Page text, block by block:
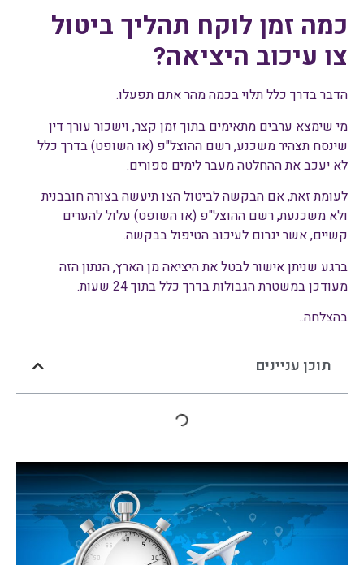
כמה זמן לוקח תהליך ביטול
צו עיכוב היציאה?
הדבר בדרך כלל תלוי בכמה מהר אתם תפעלו.
מי שימצא ערבים מתאימים בתוך זמן קצר, וישכור עורך דין
שינסח תצהיר משכנע, רשם ההוצל"פ (או השופט) בדרך כלל
לא יעכב את ההחלטה מעבר לימים ספורים.
לעומת זאת, אם הבקשה לביטול הצו תיעשה בצורה חובבנית
ולא משכנעת, רשם ההוצל"פ (או השופט) עלול להערים
קשיים, אשר יגרום לעיכוב הטיפול בבקשה.
ברגע שניתן אישור לבטל את היציאה מן הארץ, הנתון הזה
מעודכן במשטרת הגבולות בדרך כלל בתוך 24 שעות.
בהצלחה..
תוכן עניינים